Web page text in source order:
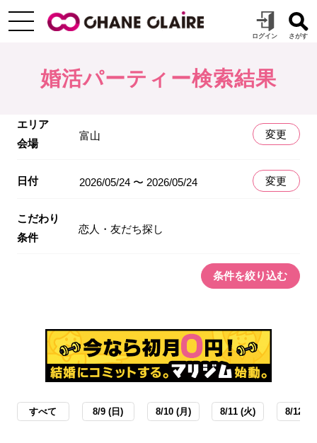
婚活パーティー検索結果
エリア
会場
富山 変更
日付 2026/05/24 〜 2026/05/24 変更
こだわり
条件
恋人・友だち探し
条件を絞り込む
すべて 8/9 (日) 8/10 (月) 8/11 (火) 8/12 (